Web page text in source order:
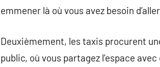
emmener là où vous avez besoin
Deuxièmement, les taxis procurent
public, où vous partagez l’espace